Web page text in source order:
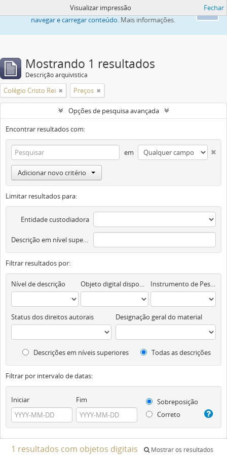
Ok
Este site usa cookies para melhorar sua capacidade de
navegar e carregar conteúdo. Mais informações.
Visualizar impressão Fechar
Mostrando 1 resultados
Descrição arquivística
Colégio Cristo Rei Preços
Opções de pesquisa avançada
Encontrar resultados com:
em
Adicionar novo critério
Limitar resultados para:
Entidade custodiadora
Descrição em nível superior
Filtrar resultados por:
Nível de descrição Objeto digital disponível Instrumento de Pesquisa
Status dos direitos autorais Designação geral do material
Descrições em níveis superiores Todas as descrições
Filtrar por intervalo de datas:
Iniciar Fim
Sobreposição
Correto
1 resultados com objetos digitais Mostrar os resultados